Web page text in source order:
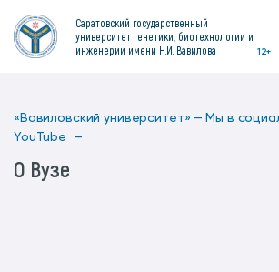
Саратовский государственный
университет генетики, биотехнологии и
инженерии имени Н.И. Вавилова
12+
«Вавиловский университет» — Мы в
YouTube —
О Вузе